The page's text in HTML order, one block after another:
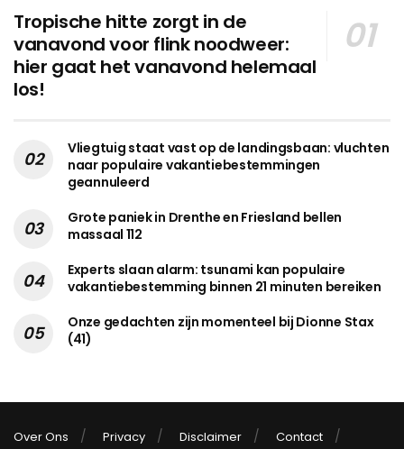
Tropische hitte zorgt in de
vanavond voor flink noodweer:
hier gaat het vanavond helemaal
los!
Vliegtuig staat vast op de landingsbaan: vluchten
naar populaire vakantiebestemmingen
geannuleerd
Grote paniek in Drenthe en Friesland bellen
massaal 112
Experts slaan alarm: tsunami kan populaire
vakantiebestemming binnen 21 minuten bereiken
Onze gedachten zijn momenteel bij Dionne Stax
(41)
Over Ons Privacy Disclaimer Contact